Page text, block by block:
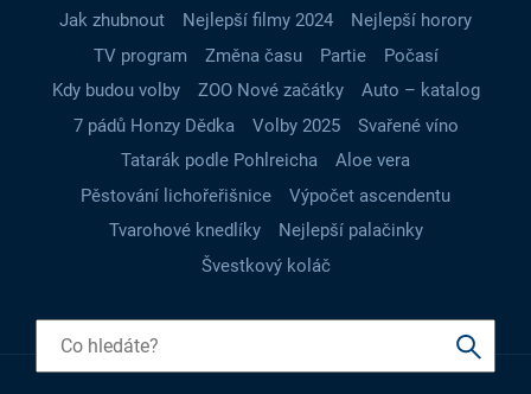
Jak zhubnout Nejlepší filmy 2024
Nejlepší horory
TV program
Změna času Partie
Počasí
Kdy budou volby
ZOO Nové začátky
Auto – katalog
7 pádů Honzy Dědka
Volby 2025
Svařené víno
Tatarák podle Pohlreicha
Aloe vera
Pěstování lichořeřišnice
Výpočet ascendentu
Tvarohové knedlíky
Nejlepší palačinky
Švestkový koláč